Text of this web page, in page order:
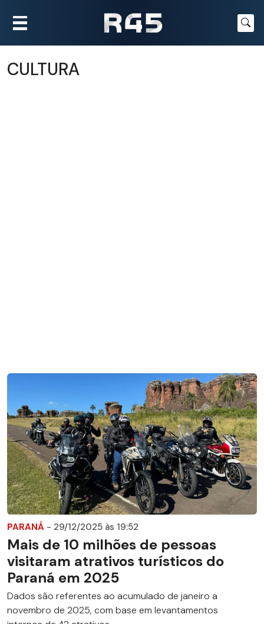
CULTURA
PARANÁ - 29/12/2025 às 19:52
Mais de 10 milhões de pessoas
visitaram atrativos turísticos do
Paraná em 2025
Dados são referentes ao acumulado de janeiro a
novembro de 2025, com base em levantamentos